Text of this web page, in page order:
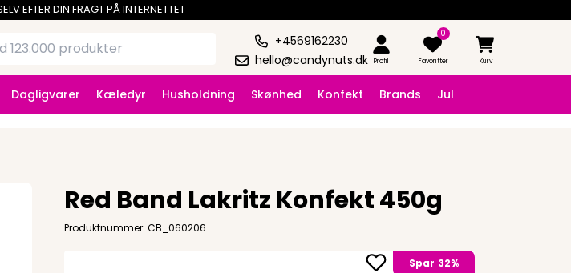
EFTER DIN FRAGT PÅ INTERNETTET
+4569162230
hello@candynuts.dk
Profil
0
Favoritter Kurv
Dagligvarer Kæledyr Husholdning Skønhed Konfekt Brands Jul
Red Band Lakritz Konfekt 450g
Produktnummer: CB_060206
Spar 32%